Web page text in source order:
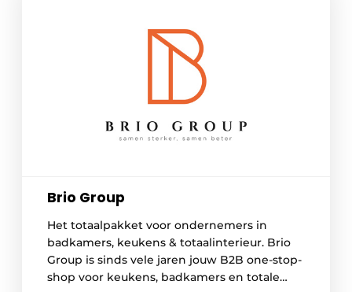
Brio Group
Het totaalpakket voor ondernemers in
badkamers, keukens & totaalinterieur. Brio
Group is sinds vele jaren jouw B2B one-stop-
shop voor keukens, badkamers en totale